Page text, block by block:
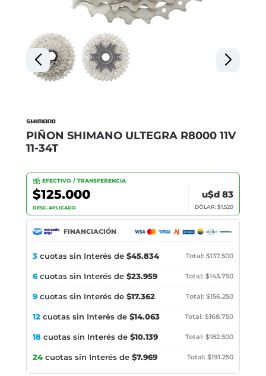
PIÑON SHIMANO ULTEGRA R8000 11V
11-34T
EFECTIVO / TRANSFERENCIA
$125.000
DESC. APLICADO
u$d 83
DÓLAR: $1.520
FINANCIACIÓN
3 cuotas sin Interés de $45.834 Total: $137.500
6cuotas sin Interés de $23.959 Total: $143.750
9 cuotas sin Interés de $17.362 Total: $156.250
12 cuotas sin Interés de $14.063 Total: $168.750
18 cuotas sin Interés de $10.139 Total: $182.500
24 cuotas sin Interés de $7.969 Total: $191.250